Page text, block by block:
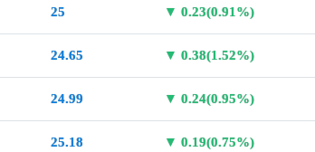
25 0.23(0.91%)
24.65 0.38(1.52%)
24.99 0.24(0.95%)
25.18 0.19(0.75%)